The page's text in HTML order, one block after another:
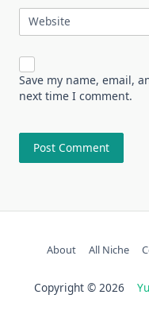
Website
Save my name, email,
next time I comment.
About All Niche
Copyright © 2026